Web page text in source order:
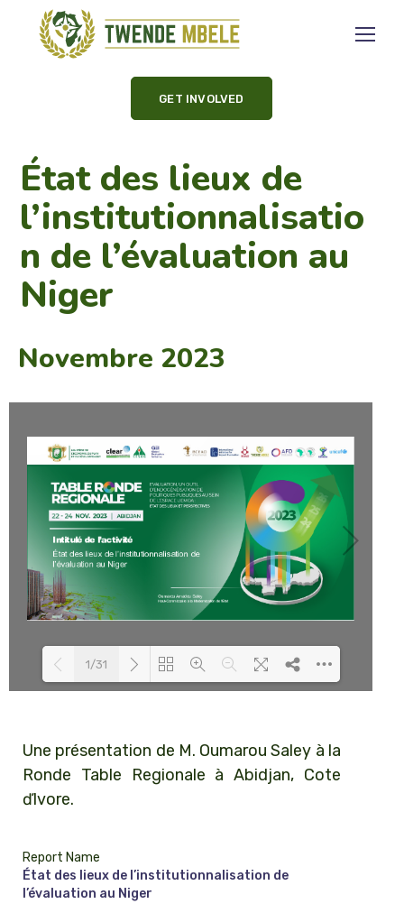
GET INVOLVED
État des lieux de
l’institutionnalisatio
n de l’évaluation au
Niger
Novembre 2023
1/31
Une présentation de M. Oumarou Saley à la
Ronde Table Regionale à Abidjan, Cote
ďIvore.
Report Name
État des lieux de l’institutionnalisation de
l’évaluation au Niger